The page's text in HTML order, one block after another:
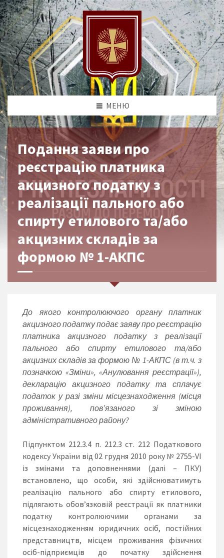
МЕНЮ
Подання заяви про
реєстрацію платника
акцизного податку з
реалізації пального або
спирту етилового та/або
акцизних складів за
формою № 1-АКПС
До якого контролюючого органу платник
акцизного податку подає заяву про реєстрацію
платника акцизного податку з реалізації
пального або спирту етилового та/або
акцизних складів за формою № 1-АКПС (в т.ч. з
позначкою «Зміни», «Анулювання реєстрації»),
декларацію акцизного податку та сплачує
податок у разі зміни місцезнаходження (місця
проживання), пов’язаного зі зміною
адміністративного району?
Підпунктом 212.3.4 п. 212.3 ст. 212 Податкового
кодексу України від 02 грудня 2010 року № 2755-VI
із змінами та доповненнями (далі – ПКУ)
встановлено, що особи, які здійснюватимуть
реалізацію пального або спирту етилового,
підлягають обов’язковій реєстрації як платники
податку контролюючими органами за
місцезнаходженням юридичних осіб, постійних
представництв, місцем проживання фізичних
осіб-підприємців до початку здійснення